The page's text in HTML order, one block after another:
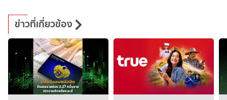
ข่าวที่เกี่ยวข้อง